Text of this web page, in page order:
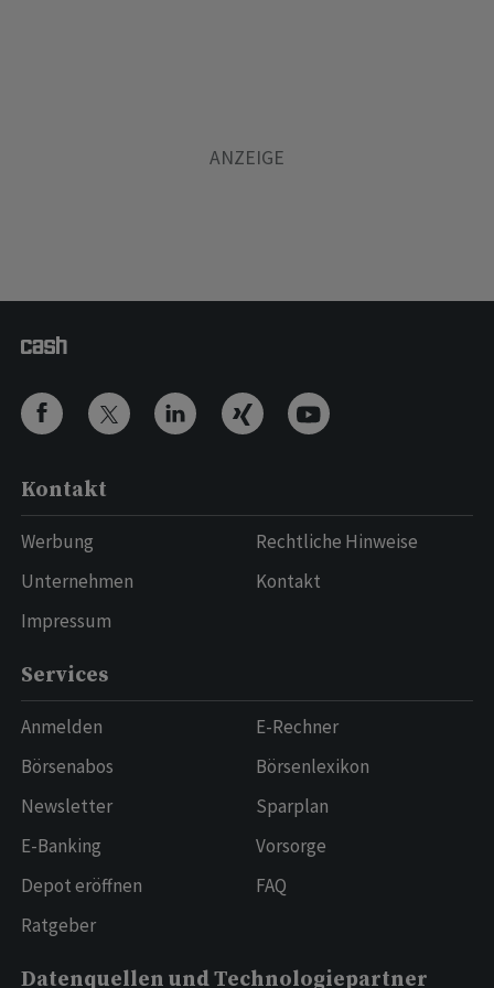
Kontakt
Werbung
Unternehmen
Impressum
Rechtliche Hinweise
Kontakt
Services
Anmelden
Börsenabos
Newsletter
E-Banking
Depot eröffnen
Ratgeber
E-Rechner
Börsenlexikon
Sparplan
Vorsorge
FAQ
Datenquellen und Technologiepartner